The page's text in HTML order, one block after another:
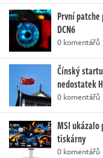
První
DCN6
0 komentářů
Čínský
nedostatek
0 komentářů
MSI ukázalo
tiskárny
0 komentářů